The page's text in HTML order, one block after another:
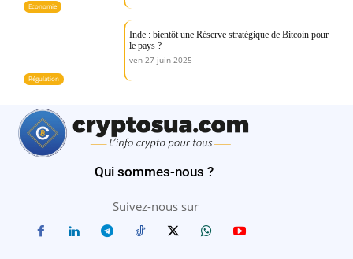
Economie
Régulation
Inde : bientôt une Réserve stratégique de Bitcoin pour
le pays ?
ven 27 juin 2025
Qui sommes-nous ?
Suivez-nous sur